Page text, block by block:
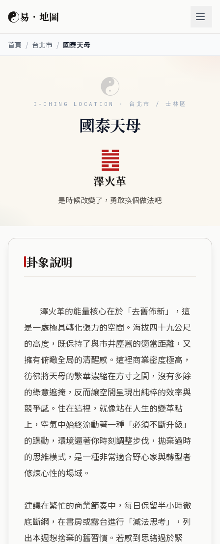
☯易．地圖
首頁 / 台北市 / 國泰天母
☯
I-CHING LOCATION · 台北市 / 士林區
國泰天母
䷰
澤火革
是時候改變了，勇敢換個做法吧
卦象說明
是一處極具轉化張力的空間。海拔四十九公尺
的高度，既保持了與市井塵囂的適當距離，又
擁有俯瞰全局的清醒感。這裡商業密度極高，
彷彿將天母的繁華濃縮在方寸之間，沒有多餘
的綠意遮掩，反而讓空間呈現出純粹的效率與
競爭感。住在這裡，就像站在人生的變革點
上，空氣中始終流動著一種「必須不斷升級」
的躁動，環境逼著你時刻調整步伐，拋棄過時
的思維模式，是一種非常適合野心家與轉型者
修煉心性的場域。
建議在繁忙的商業節奏中，每日保留半小時徹
底斷網，在書房或露台進行「減法思考」，列
出本週想捨棄的舊習慣。若感到思緒過於緊